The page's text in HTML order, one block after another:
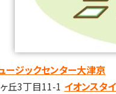
ージックセンター大津京
丘3丁目11-1 イオンスタ